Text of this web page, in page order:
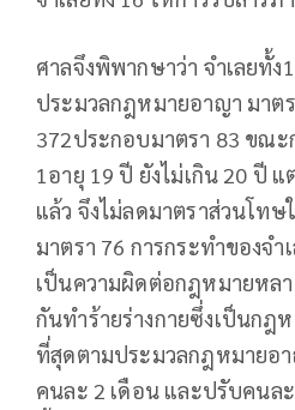
ศาลจึงพิพากษาว่า จำเลยทั้
ประมวลกฎหมายอาญา มาต
372ประกอบมาตรา 83 ขณะ
1อายุ 19 ปี ยังไม่เกิน 20 ปี
แล้ว จึงไม่ลดมาตราส่วนโท
มาตรา 76 การกระทำของจำ
เป็นความผิดต่อกฎหมายหล
กันทำร้ายร่างกายซึ่งเป็นก
ที่สุดตามประมวลกฎหมายอา
คนละ 2 เดือน และปรับคนล